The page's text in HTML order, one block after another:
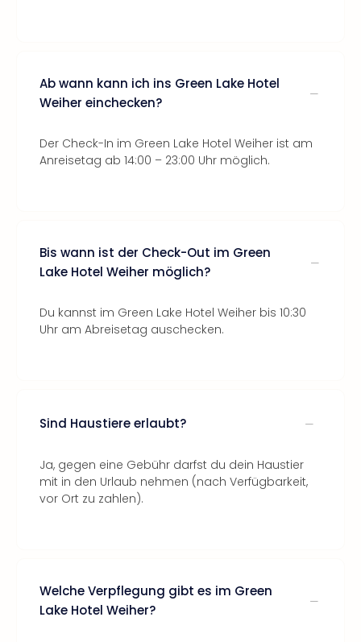
Ab wann kann ich ins Green Lake Hotel
Weiher einchecken?
Der Check-In im Green Lake Hotel Weiher ist am
Anreisetag ab 14:00 – 23:00 Uhr möglich.
Bis wann ist der Check-Out im Green
Lake Hotel Weiher möglich?
Du kannst im Green Lake Hotel Weiher bis 10:30
Uhr am Abreisetag auschecken.
Sind Haustiere erlaubt?
Ja, gegen eine Gebühr darfst du dein Haustier
mit in den Urlaub nehmen (nach Verfügbarkeit,
vor Ort zu zahlen).
Welche Verpflegung gibt es im Green
Lake Hotel Weiher?